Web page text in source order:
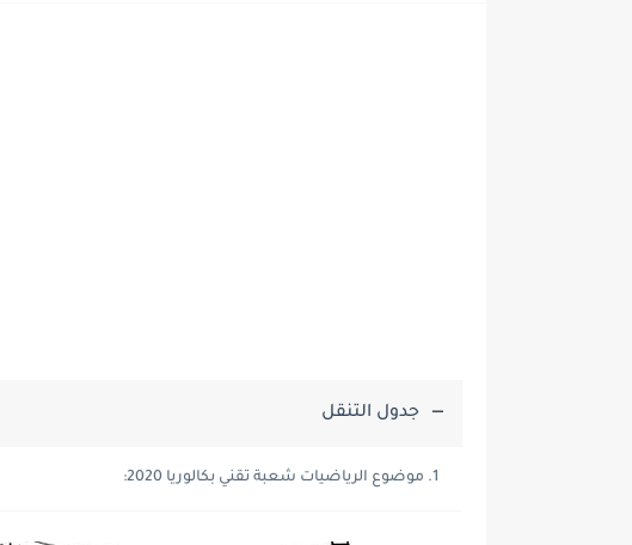
جدول التنقل
موضوع الرياضيات شعبة تقني بكالوريا 2020: